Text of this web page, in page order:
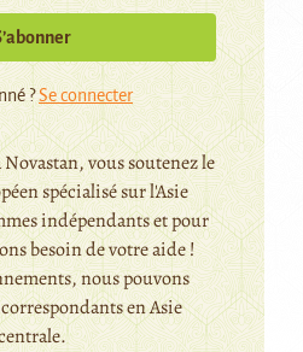
?Se connecter
vous soutenez le
spécialisé sur l'Asie
indépendants et pour
besoin de votre aide !
nous pouvons
en Asie